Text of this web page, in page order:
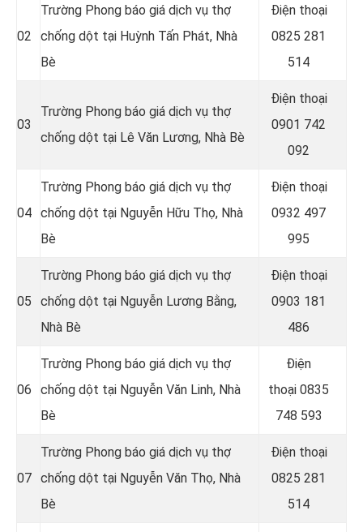
02
Trường Phong báo giá dịch vụ thợ
chống dột tại Huỳnh Tấn Phát, Nhà
Bè
Điện thoại
0825 281
514
03
Trường Phong báo giá dịch vụ thợ
chống dột tại Lê Văn Lương, Nhà Bè
Điện thoại
0901 742
092
04
Trường Phong báo giá dịch vụ thợ
chống dột tại Nguyễn Hữu Thọ, Nhà
Bè
Điện thoại
0932 497
995
05
Trường Phong báo giá dịch vụ thợ
chống dột tại Nguyễn Lương Bằng,
Nhà Bè
Điện thoại
0903 181
486
06
Trường Phong báo giá dịch vụ thợ
chống dột tại Nguyễn Văn Linh, Nhà
Bè
Điện
thoại 0835
748 593
07
Trường Phong báo giá dịch vụ thợ
chống dột tại Nguyễn Văn Thọ, Nhà
Bè
Điện thoại
0825 281
514